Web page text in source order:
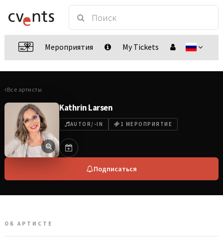
Мероприятия My Tickets
Все артисты
Kathrin Larsen
AUTOR/-IN 1 МЕРОПРИЯТИЕ
Подписаться
ОБ АРТИСТЕ